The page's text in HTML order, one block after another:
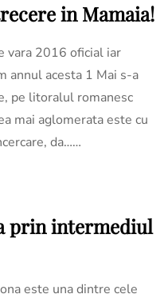
in Mamaia!
vara 2016 oficial iar
annul acesta 1 Mai s-a
pe litoralul romanesc
mai aglomerata este cu
da……
prin intermediul
este una dintre cele